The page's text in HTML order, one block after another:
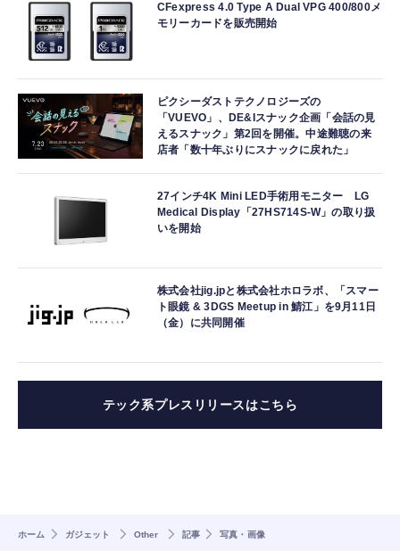
CFexpress 4.0 Type A Dual VPG 400/800メ
モリーカードを販売開始
ピクシーダストテクノロジーズの
「VUEVO」、DE&Iスナック企画「会話の見
えるスナック」第2回を開催。中途難聴の来
店者「数十年ぶりにスナックに戻れた」
27インチ4K Mini LED手術用モニター LG
Medical Display「27HS714S-W」の取り扱
いを開始
株式会社jig.jpと株式会社ホロラボ、「スマー
ト眼鏡 & 3DGS Meetup in 鯖江」を9月11日
（金）に共同開催
テック系プレスリリースはこちら
ホーム ガジェット Other 記事 写真・画像